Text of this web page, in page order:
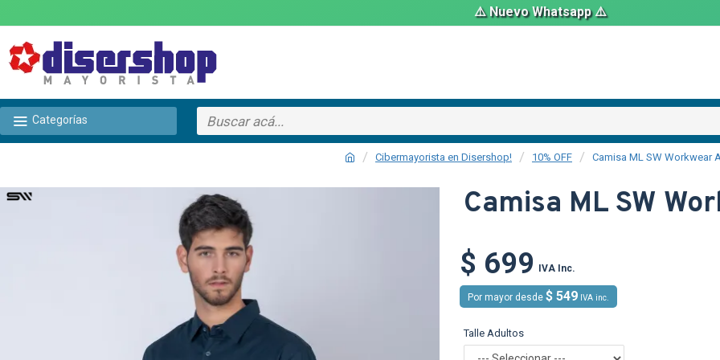
⚠️ Nuevo Whatsapp ⚠️
Categorías
Cibermayorista en Disershop! 10% OFF Camisa ML SW Workwear
TEXTTRANSPARENTE Camisa ML SW
$ 699 IVA Inc.
Por mayor desde $ 549 IVA inc.
Talle Adultos